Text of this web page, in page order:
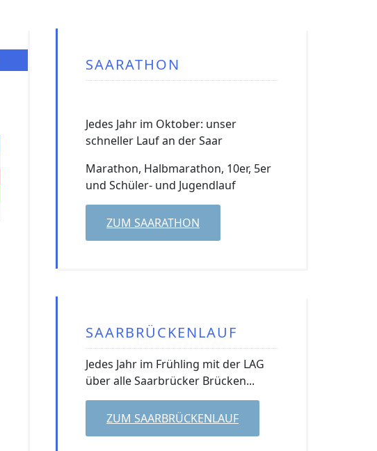
SAARATHON
Jedes Jahr im Oktober: unser
schneller Lauf an der Saar
Marathon, Halbmarathon, 10er, 5er
und Schüler- und Jugendlauf
ZUM SAARATHON
SAARBRÜCKENLAUF
Jedes Jahr im Frühling mit der LAG
über alle Saarbrücker Brücken...
ZUM SAARBRÜCKENLAUF